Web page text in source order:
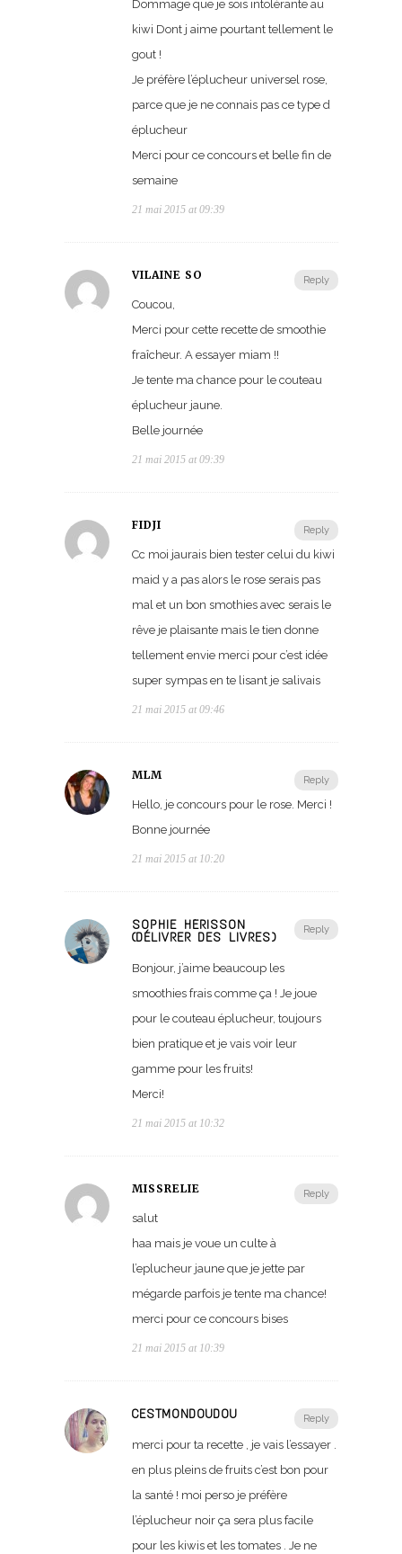
Dommage que je sois intolérante au
kiwi Dont j aime pourtant tellement le
gout !
Je préfère l’éplucheur universel rose,
parce que je ne connais pas ce type d
éplucheur
Merci pour ce concours et belle fin de
semaine
21 mai 2015 at 09:39
Reply
VILAINE SO
Coucou,
Merci pour cette recette de smoothie
fraîcheur. A essayer miam !!
Je tente ma chance pour le couteau
éplucheur jaune.
Belle journée
21 mai 2015 at 09:39
Reply
FIDJI
Cc moi jaurais bien tester celui du kiwi
maid y a pas alors le rose serais pas
mal et un bon smothies avec serais le
rêve je plaisante mais le tien donne
tellement envie merci pour c’est idée
super sympas en te lisant je salivais
21 mai 2015 at 09:46
Reply
MLM
Hello, je concours pour le rose. Merci !
Bonne journée
21 mai 2015 at 10:20
Reply
SOPHIE HÉRISSON
(DÉLIVRER DES LIVRES)
Bonjour, j’aime beaucoup les
smoothies frais comme ça ! Je joue
pour le couteau éplucheur, toujours
bien pratique et je vais voir leur
gamme pour les fruits!
Merci!
21 mai 2015 at 10:32
Reply
MISSRELIE
salut
haa mais je voue un culte à
l’eplucheur jaune que je jette par
mégarde parfois je tente ma chance!
merci pour ce concours bises
21 mai 2015 at 10:39
Reply
CESTMONDOUDOU
merci pour ta recette , je vais l’essayer .
en plus pleins de fruits c’est bon pour
la santé ! moi perso je préfère
l’éplucheur noir ça sera plus facile
pour les kiwis et les tomates . Je ne